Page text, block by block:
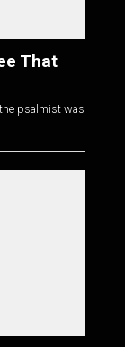
That
psalmist was